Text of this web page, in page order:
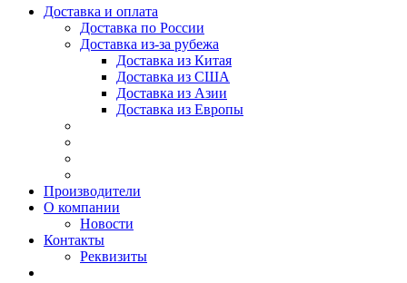
Доставка и оплата
Доставка по России
Доставка из-за рубежа
Доставка из Китая
Доставка из США
Доставка из Азии
Доставка из Европы
Производители
О компании
Новости
Контакты
Реквизиты